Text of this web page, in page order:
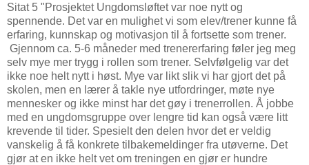
Sitat 5 "Prosjektet Ungdomsløftet var noe nytt og
spennende. Det var en mulighet vi som elev/trener kunne få
erfaring, kunnskap og motivasjon til å fortsette som trener.
Gjennom ca. 5-6 måneder med trenererfaring føler jeg meg
selv mye mer trygg i rollen som trener. Selvfølgelig var det
ikke noe helt nytt i høst. Mye var likt slik vi har gjort det på
skolen, men en lærer å takle nye utfordringer, møte nye
mennesker og ikke minst har det gøy i trenerrollen. Å jobbe
med en ungdomsgruppe over lengre tid kan også være litt
krevende til tider. Spesielt den delen hvor det er veldig
vanskelig å få konkrete tilbakemeldinger fra utøverne. Det
gjør at en ikke helt vet om treningen en gjør er hundre